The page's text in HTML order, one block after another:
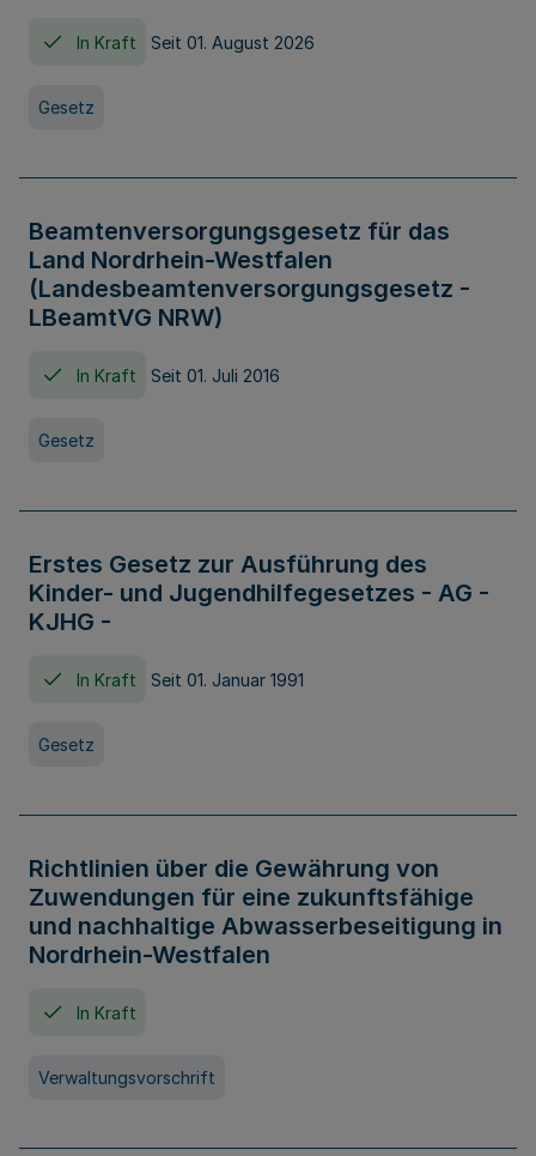
In Kraft Seit 01. August 2026
Gesetz
Beamtenversorgungsgesetz für das
Land Nordrhein-Westfalen
(Landesbeamtenversorgungsgesetz -
LBeamtVG NRW)
In Kraft Seit 01. Juli 2016
Gesetz
Erstes Gesetz zur Ausführung des
Kinder- und Jugendhilfegesetzes - AG -
KJHG -
In Kraft Seit 01. Januar 1991
Gesetz
Richtlinien über die Gewährung von
Zuwendungen für eine zukunftsfähige
und nachhaltige Abwasserbeseitigung in
Nordrhein-Westfalen
In Kraft
Verwaltungsvorschrift